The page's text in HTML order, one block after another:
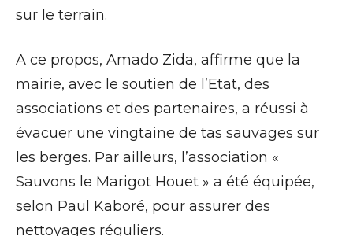
sur le terrain.
A ce propos, Amado Zida, affirme que la
mairie, avec le soutien de l’Etat, des
associations et des partenaires, a réussi à
évacuer une vingtaine de tas sauvages sur
les berges. Par ailleurs, l’association «
Sauvons le Marigot Houet » a été équipée,
selon Paul Kaboré, pour assurer des
nettoyages réguliers.